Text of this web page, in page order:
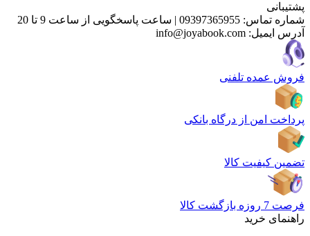
پشتیبانی
شماره تماس: 09397365955
| ساعت پاسخگویی از ساعت 9 تا 20
آدرس ایمیل: info@joyabook.com
فروش عمده تلفنی
پرداخت امن از درگاه بانکی
تضمین کیفیت کالا
فرصت 7 روزه بازگشت کالا
راهنمای خرید